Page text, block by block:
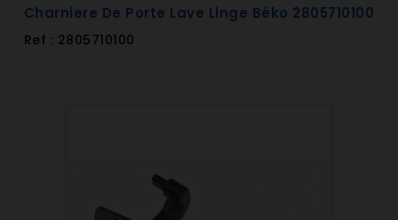
Charniere De Porte Lave Linge Béko 2805710100
Ref : 2805710100